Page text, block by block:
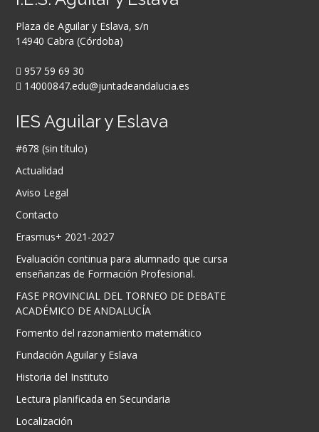
Plaza de Aguilar y Eslava, s/n
14940 Cabra (Córdoba)
957 59 69 30
14000847.edu@juntadeandalucia.es
IES Aguilar y Eslava
#678 (sin título)
Actualidad
Aviso Legal
Contacto
Erasmus+ 2021-2027
Evaluación continua para alumnado que cursa
enseñanzas de Formación Profesional.
FASE PROVINCIAL DEL TORNEO DE DEBATE
ACADÉMICO DE ANDALUCÍA
Fomento del razonamiento matemático
Fundación Aguilar y Eslava
Historia del Instituto
Lectura planificada en Secundaria
Localización